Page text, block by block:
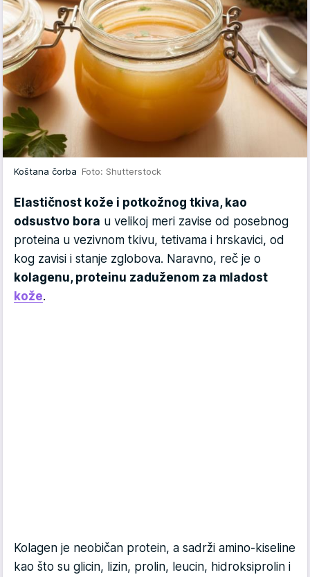
Koštana čorba Foto: Shutterstock
Elastičnost kože i potkožnog tkiva, kao
odsustvo bora u velikoj meri zavise od posebnog
proteina u vezivnom tkivu, tetivama i hrskavici, od
kog zavisi i stanje zglobova. Naravno, reč je o
kolagenu, proteinu zaduženom za mladost
kože.
Kolagen je neobičan protein, a sadrži amino-kiseline
kao što su glicin, lizin, prolin, leucin, hidroksiprolin i